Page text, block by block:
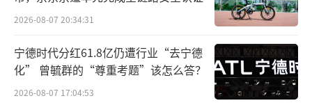
未艾，仅有“可漾”和“健美清”两个品牌。2
茶”，之后新增杭白菊花茶、桑叶茶等草本配
方，并于2022年实现销售额破亿元，验证赛道
2026-08-07 20:34:31
宁德时代分红61.8亿仍遭行业“去宁德
化” 曾毓群的“尊重考题”该怎么答？
2026-08-07 17:04:53